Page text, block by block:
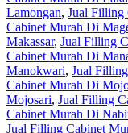
Lamongan, Jual Filling
Cabinet Murah Di
Makassar, Jual Filling
Cabinet Murah Di
Manokwari, Jual
Cabinet Murah Di
Mojosari, Jual Filling
Cabinet Murah Di
Jual Filling Cabinet